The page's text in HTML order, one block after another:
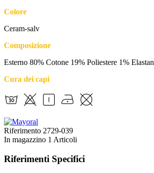
Colore
Ceram-salv
Composizione
Esterno 80% Cotone 19% Poliestere 1% Elastan
Cura dei capi
Riferimento 2729-039
In magazzino 1 Articoli
Riferimenti Specifici